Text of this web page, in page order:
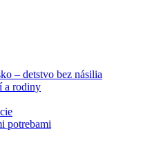
– detstvo bez násilia
a rodiny
potrebami